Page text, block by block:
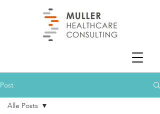
Post
Alle Posts